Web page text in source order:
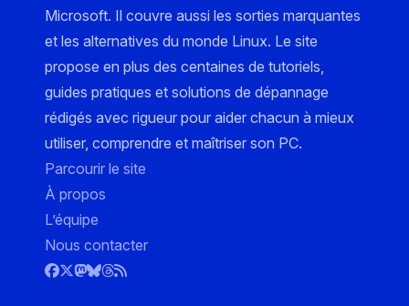
Microsoft. Il couvre aussi les sorties marquantes
et les alternatives du monde Linux. Le site
propose en plus des centaines de tutoriels,
guides pratiques et solutions de dépannage
rédigés avec rigueur pour aider chacun à mieux
utiliser, comprendre et maîtriser son PC.
Parcourir le site
À propos
L’équipe
Nous contacter